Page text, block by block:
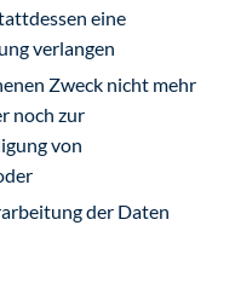
eine
verlangen
Zweck nicht mehr
noch zur
von
der Daten